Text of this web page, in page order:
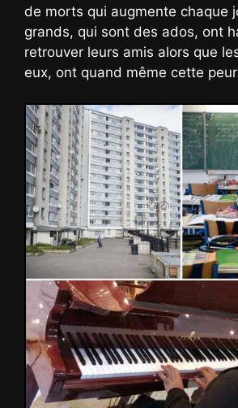
de morts qui augmente chaque
grands, qui sont des ados, ont
retrouver leurs amis alors que
eux, ont quand même cette peur